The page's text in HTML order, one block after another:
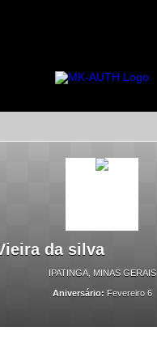
da silva
IPATINGA, MINAS GERAIS
Aniversário: Fevereiro 6